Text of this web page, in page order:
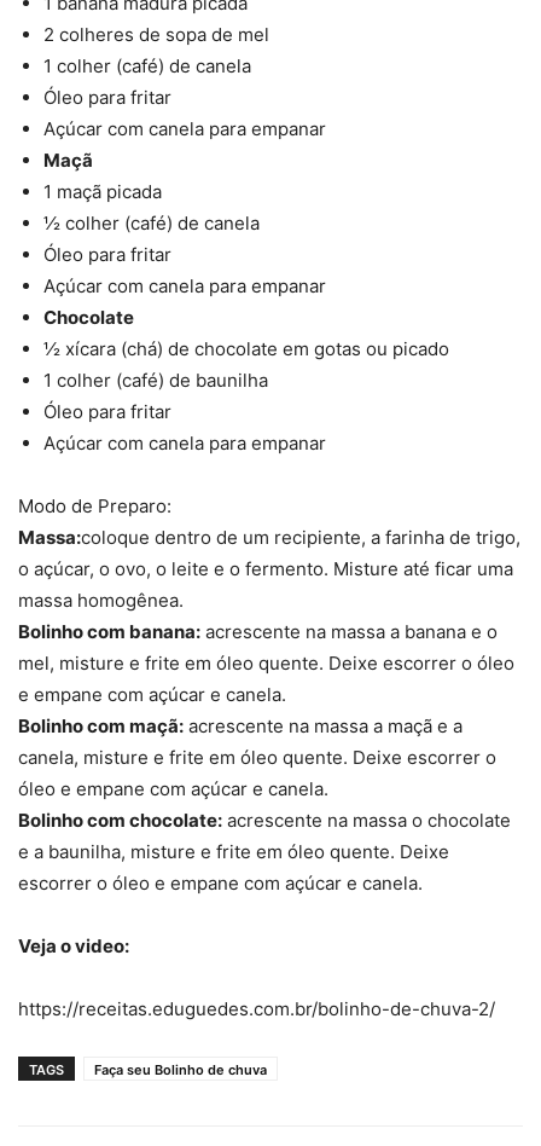
2 colheres de sopa de mel
1 colher (café) de canela
Óleo para fritar
Açúcar com canela para empanar
Maçã
1 maçã picada
½ colher (café) de canela
Óleo para fritar
Açúcar com canela para empanar
Chocolate
½ xícara (chá) de chocolate em gotas ou picado
1 colher (café) de baunilha
Óleo para fritar
Açúcar com canela para empanar
Modo de Preparo:
Massa:coloque dentro de um recipiente, a farinha de trigo,
o açúcar, o ovo, o leite e o fermento. Misture até ficar uma
massa homogênea.
Bolinho com banana: acrescente na massa a banana e o
mel, misture e frite em óleo quente. Deixe escorrer o óleo
e empane com açúcar e canela.
Bolinho com maçã: acrescente na massa a maçã e a
canela, misture e frite em óleo quente. Deixe escorrer o
óleo e empane com açúcar e canela.
Bolinho com chocolate: acrescente na massa o chocolate
e a baunilha, misture e frite em óleo quente. Deixe
escorrer o óleo e empane com açúcar e canela.
Veja o video:
https://receitas.eduguedes.com.br/bolinho-de-chuva-2/
TAGS Faça seu Bolinho de chuva